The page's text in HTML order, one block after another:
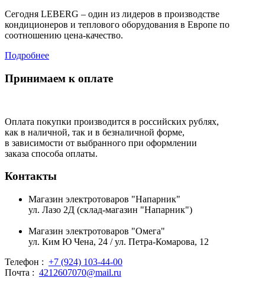
Сегодня LEBERG – один из лидеров в производстве
кондиционеров и теплового оборудования в Европе по
соотношению цена-качество.
Подробнее
Принимаем к оплате
Оплата покупки производится в российских рублях,
как в наличной, так и в безналичной форме,
в зависимости от выбранного при оформлении
заказа способа оплаты.
Контакты
Магазин электротоваров "Напарник"
ул. Лазо 2Д (склад-магазин "Напарник")
Магазин электротоваров "Омега"
ул. Ким Ю Чена, 24 / ул. Петра-Комарова, 12
Телефон : +7 (924) 103-44-00
Почта : 4212607070@mail.ru